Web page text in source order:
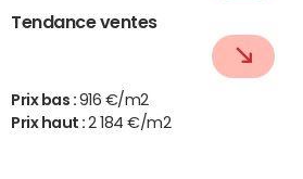
Tendance ventes
Prix bas : 916 €/m2
Prix haut :2 184 €/m2